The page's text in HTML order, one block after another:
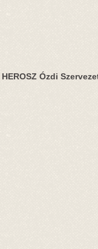
HEROSZ Ózdi